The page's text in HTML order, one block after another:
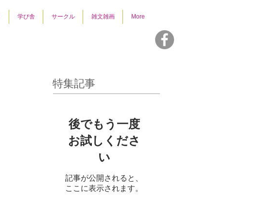
学び舎 サークル 雑文雑画 More
特集記事
後でもう一度
お試しくださ
い
記事が公開されると、
ここに表示されます。